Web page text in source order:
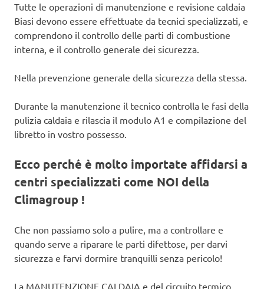
Tutte le operazioni di manutenzione e revisione caldaia
Biasi devono essere effettuate da tecnici specializzati, e
comprendono il controllo delle parti di combustione
interna, e il controllo generale dei sicurezza.
Nella prevenzione generale della sicurezza della stessa.
Durante la manutenzione il tecnico controlla le fasi della
pulizia caldaia e rilascia il modulo A1 e compilazione del
libretto in vostro possesso.
Ecco perché è molto importate affidarsi a
centri specializzati come NOI della
Climagroup !
Che non passiamo solo a pulire, ma a controllare e
quando serve a riparare le parti difettose, per darvi
sicurezza e farvi dormire tranquilli senza pericolo!
La MANUTENZIONE CALDAIA e del circuito termico